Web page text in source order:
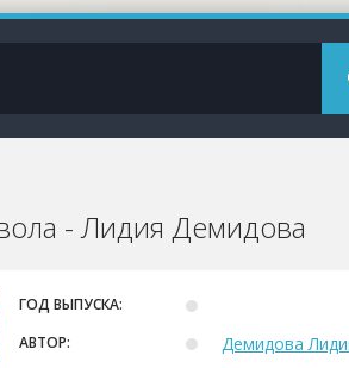
- Лидия Демидова
ГОД ВЫПУСКА:
АВТОР:
Демидова